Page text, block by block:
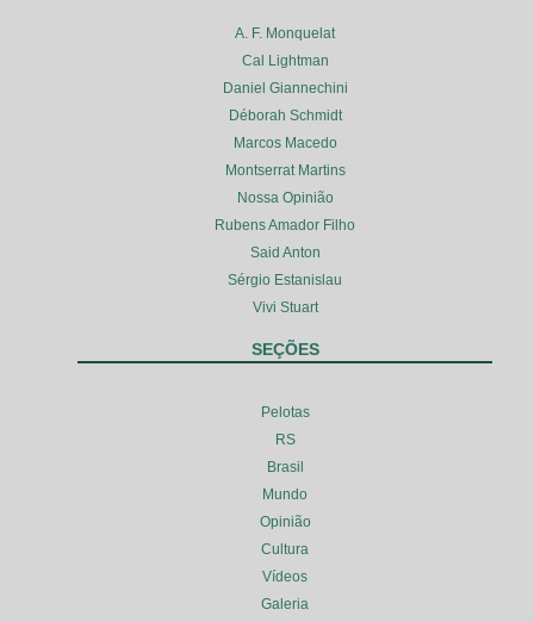
A. F. Monquelat
Cal Lightman
Daniel Giannechini
Déborah Schmidt
Marcos Macedo
Montserrat Martins
Nossa Opinião
Rubens Amador Filho
Said Anton
Sérgio Estanislau
Vivi Stuart
SEÇÕES
Pelotas
RS
Brasil
Mundo
Opinião
Cultura
Vídeos
Galeria